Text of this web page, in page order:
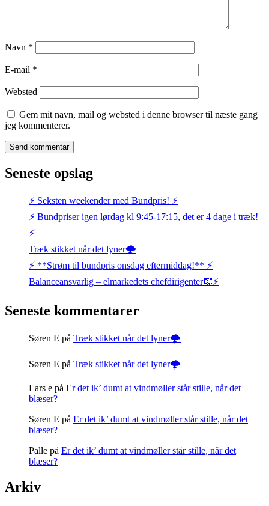
Navn *
E-mail *
Websted
Gem mit navn, mail og websted i denne browser til næste gang
jeg kommenterer.
Seneste opslag
⚡️ Seksten weekender med Bundpris! ⚡️
⚡️ Bundpriser igen lørdag kl 9:45-17:15, det er 4 dage i træk!
⚡️
Træk stikket når det lyner🌩️
⚡️ **Strøm til bundpris onsdag eftermiddag!** ⚡️
Balanceansvarlig – elmarkedets chefdirigenter🎼⚡
Seneste kommentarer
Søren E på Træk stikket når det lyner🌩️
Søren E på Træk stikket når det lyner🌩️
Lars e på Er det ik’ dumt at vindmøller står stille, når det
blæser?
Søren E på Er det ik’ dumt at vindmøller står stille, når det
blæser?
Palle på Er det ik’ dumt at vindmøller står stille, når det
blæser?
Arkiv